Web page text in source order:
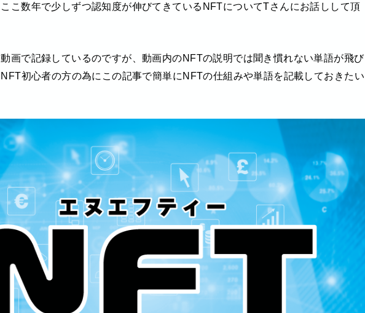
こ数年で少しずつ認知度が伸びてきているNFTについてTさんにお話しして頂
画で記録しているのですが、動画内のNFTの説明では聞き慣れない単語が飛び
初心者の方の為にこの記事で簡単にNFTの仕組みや単語を記載しておきたい